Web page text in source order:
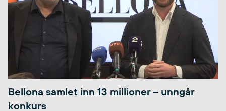
Bellona samlet inn 13 millioner – unngår
konkurs